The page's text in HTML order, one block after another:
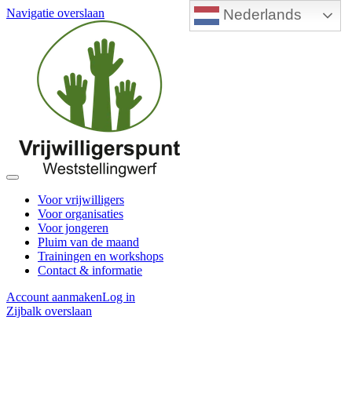
Nederlands
Navigatie overslaan
Voor vrijwilligers
Voor organisaties
Voor jongeren
Pluim van de maand
Trainingen en workshops
Contact & informatie
Account aanmakenLog in
Zijbalk overslaan